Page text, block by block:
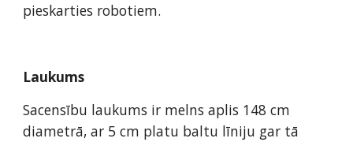
pieskarties robotiem.
Laukums
Sacensību laukums ir melns aplis 148 cm
diametrā, ar 5 cm platu baltu līniju gar tā